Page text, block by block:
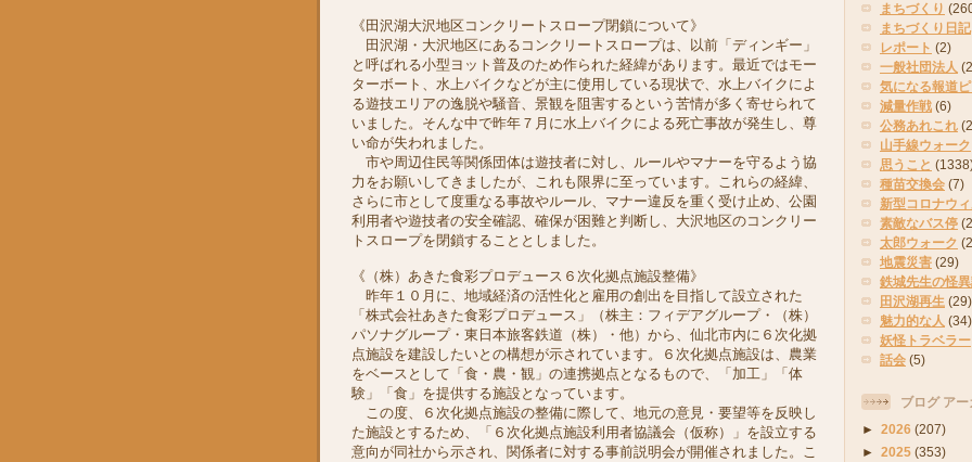
《田沢湖大沢地区コンクリートスロープ閉鎖について》
田沢湖・大沢地区にあるコンクリートスロープは、以前「ディンギー」
と呼ばれる小型ヨット普及のため作られた経緯があります。最近ではモー
ターボート、水上バイクなどが主に使用している現状で、水上バイクによ
る遊技エリアの逸脱や騒音、景観を阻害するという苦情が多く寄せられて
いました。そんな中で昨年７月に水上バイクによる死亡事故が発生し、尊
い命が失われました。
市や周辺住民等関係団体は遊技者に対し、ルールやマナーを守るよう協
力をお願いしてきましたが、これも限界に至っています。これらの経緯、
さらに市として度重なる事故やルール、マナー違反を重く受け止め、公園
利用者や遊技者の安全確認、確保が困難と判断し、大沢地区のコンクリー
トスロープを閉鎖することとしました。
《（株）あきた食彩プロデュース６次化拠点施設整備》
昨年１０月に、地域経済の活性化と雇用の創出を目指して設立された
「株式会社あきた食彩プロデュース」（株主：フィデアグループ・（株）
パソナグループ・東日本旅客鉄道（株）・他）から、仙北市内に６次化拠
点施設を建設したいとの構想が示されています。６次化拠点施設は、農業
をベースとして「食・農・観」の連携拠点となるもので、「加工」「体
験」「食」を提供する施設となっています。
この度、６次化拠点施設の整備に際して、地元の意見・要望等を反映し
た施設とするため、「６次化拠点施設利用者協議会（仮称）」を設立する
意向が同社から示され、関係者に対する事前説明会が開催されました。こ
まちづくり
まちづくり日記
レポート (2)
一般社団法人
気になる報道
減量作戦 (6)
公務あれこれ
山手線ウォーク
思うこと
種苗交換会 (7)
新型コロナウ
素敵なバス停
太郎ウォーク
地震災害 (29)
鉄城先生の怪
田沢湖再生 (29)
魅力的な人 (34)
妖怪トラベラー
話会 (5)
ブログ アー
► 2026 (207)
► 2025 (353)